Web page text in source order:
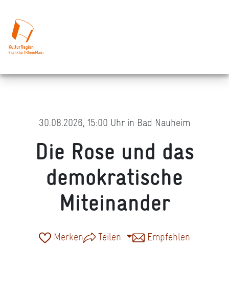
30.08.2026, 15:00 Uhr in Bad Nauheim
Die Rose und das
demokratische
Miteinander
Merken Teilen Empfehlen